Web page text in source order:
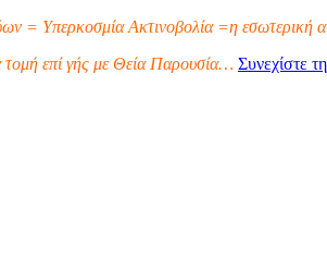
= Υπερκοσμία Ακτινοβολία =η εσωτερική
τομή επί γής με Θεία Παρουσία… Συνεχίστε